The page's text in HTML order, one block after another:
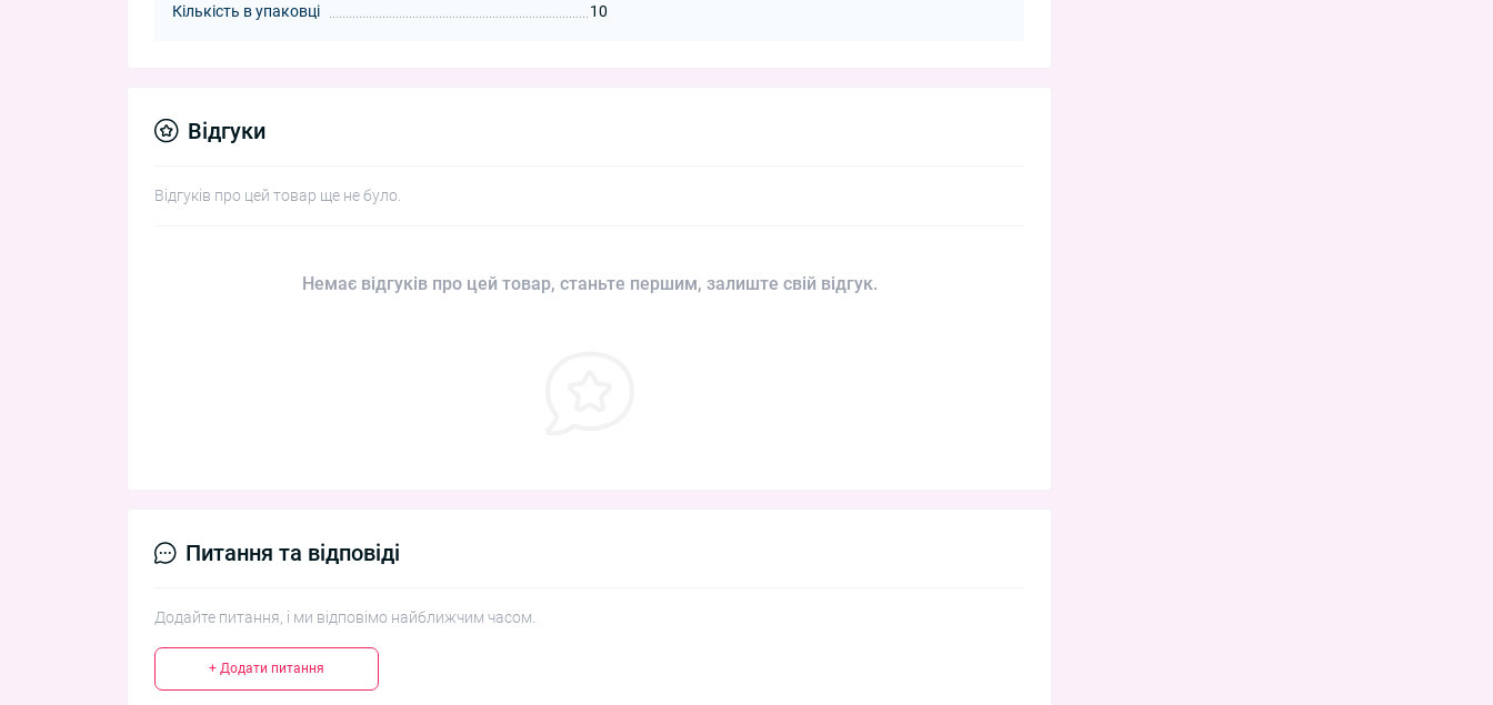
Кількість в упаковці 10
Відгуки
Відгуків про цей товар ще не було.
Немає відгуків про цей товар, станьте першим, залиште свій відгук.
Питання та відповіді
Додайте питання, і ми відповімо найближчим часом.
+ Додати питання